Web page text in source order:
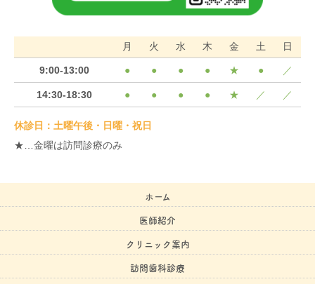
月 火 水 木 金 土 日
9:00-13:00 ● ● ● ● ★ ● ／
14:30-18:30 ● ● ● ● ★ ／ ／
休診日：土曜午後・日曜・祝日
★…金曜は訪問診療のみ
ホーム
医師紹介
クリニック案内
訪問歯科診療